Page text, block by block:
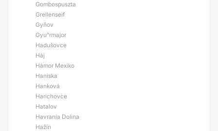
Gombospuszta
Grellenseif
Gyňov
Gyu”rmajor
Hadušovce
Háj
Hámor Mexiko
Haniska
Hanková
Harichovce
Hatalov
Havrania Dolina
Hažín